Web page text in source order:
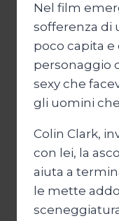
Nel film
sofferenza di
poco capita e
personaggio
sexy che
gli uomini
Colin Clark,
con lei, la
aiuta a
le mette